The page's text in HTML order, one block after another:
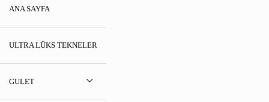
ANA SAYFA
ULTRA LÜKS TEKNELER
GULET